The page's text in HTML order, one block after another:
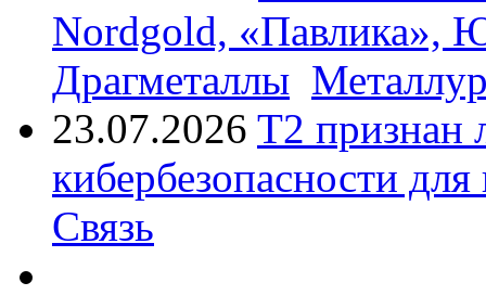
Nordgold, «Павлика»,
Драгметаллы
23.07.2026 T2 признан
кибербезопасности
Связь